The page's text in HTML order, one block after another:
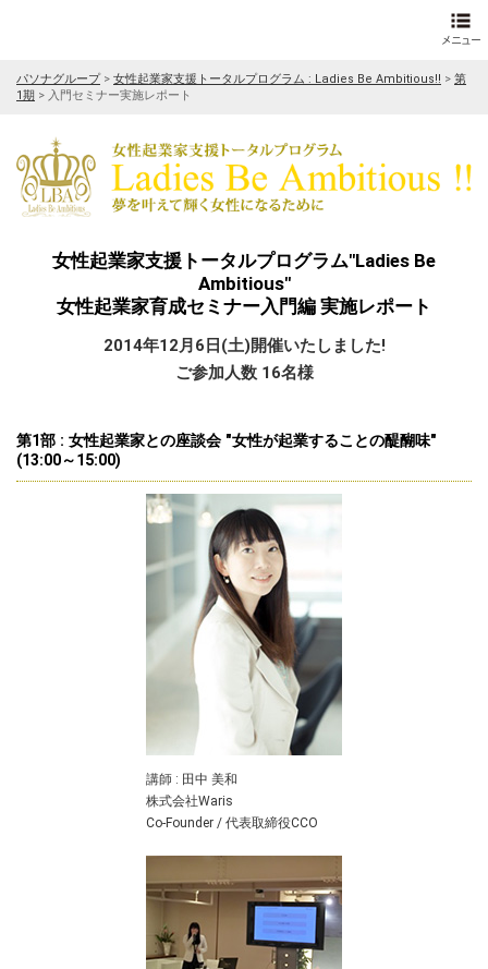
パソナグループ> 女性起業家支援トータルプログラム : Ladies Be Ambitious!! > 第
1期 > 入門セミナー実施レポート
女性起業家支援トータルプログラム"Ladies Be
Ambitious"
女性起業家育成セミナー入門編 実施レポート
2014年12月6日(土)開催いたしました!
ご参加人数 16名様
第1部 : 女性起業家との座談会 "女性が起業することの醍醐味"
(13:00～15:00)
講師 : 田中 美和
株式会社Waris
Co-Founder / 代表取締役CCO